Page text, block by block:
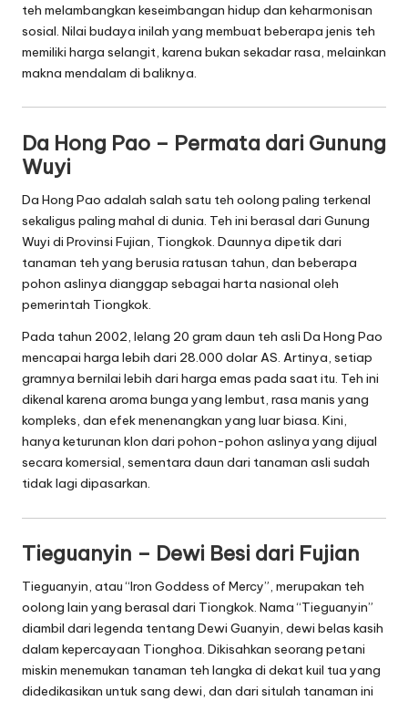
teh melambangkan keseimbangan hidup dan keharmonisan
sosial. Nilai budaya inilah yang membuat beberapa jenis teh
memiliki harga selangit, karena bukan sekadar rasa, melainkan
makna mendalam di baliknya.
Da Hong Pao – Permata dari Gunung
Wuyi
Da Hong Pao adalah salah satu teh oolong paling terkenal
sekaligus paling mahal di dunia. Teh ini berasal dari Gunung
Wuyi di Provinsi Fujian, Tiongkok. Daunnya dipetik dari
tanaman teh yang berusia ratusan tahun, dan beberapa
pohon aslinya dianggap sebagai harta nasional oleh
pemerintah Tiongkok.
Pada tahun 2002, lelang 20 gram daun teh asli Da Hong Pao
mencapai harga lebih dari 28.000 dolar AS. Artinya, setiap
gramnya bernilai lebih dari harga emas pada saat itu. Teh ini
dikenal karena aroma bunga yang lembut, rasa manis yang
kompleks, dan efek menenangkan yang luar biasa. Kini,
hanya keturunan klon dari pohon-pohon aslinya yang dijual
secara komersial, sementara daun dari tanaman asli sudah
tidak lagi dipasarkan.
Tieguanyin – Dewi Besi dari Fujian
Tieguanyin, atau “Iron Goddess of Mercy”, merupakan teh
oolong lain yang berasal dari Tiongkok. Nama “Tieguanyin”
diambil dari legenda tentang Dewi Guanyin, dewi belas kasih
dalam kepercayaan Tionghoa. Dikisahkan seorang petani
miskin menemukan tanaman teh langka di dekat kuil tua yang
didedikasikan untuk sang dewi, dan dari situlah tanaman ini